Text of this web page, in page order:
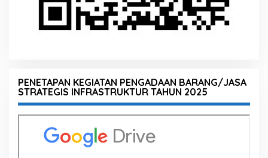
PENETAPAN KEGIATAN PENGADAAN BARANG/JASA
STRATEGIS INFRASTRUKTUR TAHUN 2025